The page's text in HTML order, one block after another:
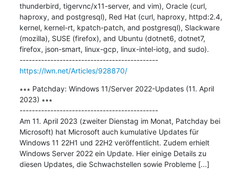
thunderbird, tigervnc/x11-server, and vim), Oracle (curl,
haproxy, and postgresql), Red Hat (curl, haproxy, httpd:2.4,
kernel, kernel-rt, kpatch-patch, and postgresql), Slackware
(mozilla), SUSE (firefox), and Ubuntu (dotnet6, dotnet7,
firefox, json-smart, linux-gcp, linux-intel-iotg, and sudo).
---------------------------------------------
https://lwn.net/Articles/928870/
∗∗∗ Patchday: Windows 11/Server 2022-Updates (11. April
2023) ∗∗∗
---------------------------------------------
Am 11. April 2023 (zweiter Dienstag im Monat, Patchday bei
Microsoft) hat Microsoft auch kumulative Updates für
Windows 11 22H1 und 22H2 veröffentlicht. Zudem erhielt
Windows Server 2022 ein Update. Hier einige Details zu
diesen Updates, die Schwachstellen sowie Probleme [...]